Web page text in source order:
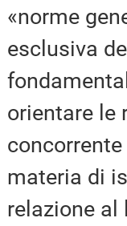
«norme
esclusiva
orientare le
materia di
relazione al